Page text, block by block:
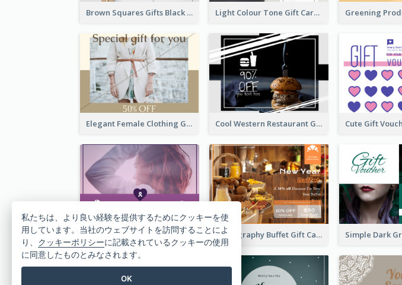
Brown Squares Gifts Black Friday Gift Card Light Colour Tone Gift Card With Photo
Elegant Female Clothing Gift Card Cool Western Restaurant Gift Card
Purple Gradient World Cancer Day Gift Card Photography Buffet Gift Card With Details
私たちは、より良い経験を提供するためにクッキーを使
用しています。当社のウェブサイトを訪問することによ
り、 クッキーポリシーに記載されているクッキーの使用
に同意したものとみなされます。
OK